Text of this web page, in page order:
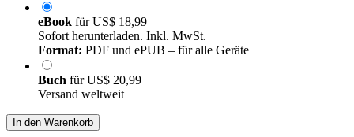
eBook fürUS$ 18,99
Sofort herunterladen. Inkl. MwSt.
Format: PDF und ePUB – für alle Geräte
Buch fürUS$ 20,99
Versand weltweit
In den Warenkorb